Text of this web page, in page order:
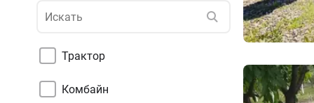
Трактор
Комбайн